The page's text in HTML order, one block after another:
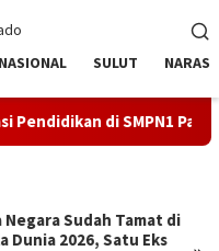
NASIONAL SULUT NARASI
di SMPN1 Palu Lewat
Messi Top Score
Pildun